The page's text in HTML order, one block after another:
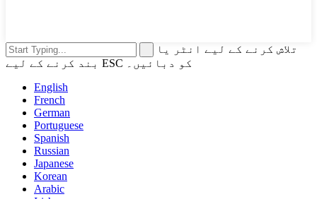
تلاش کرنے کے لیے انٹر یا
بند کرنے کے لیے ESC کو دبائیں۔
English
French
German
Portuguese
Spanish
Russian
Japanese
Korean
Arabic